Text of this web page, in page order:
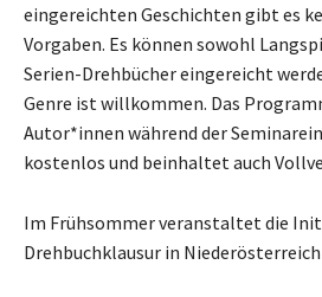
eingereichten Geschichten gibt es
Vorgaben. Es können sowohl
Serien-Drehbücher eingereicht
Genre ist willkommen. Das
Autor*innen während der
kostenlos und beinhaltet auch
Im Frühsommer veranstaltet die
Drehbuchklausur in